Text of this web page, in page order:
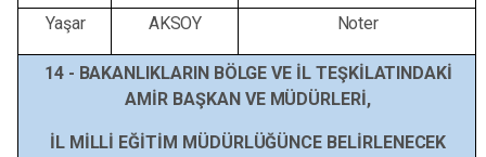
Yaşar AKSOY Noter
14 - BAKANLIKLARIN BÖLGE VE İLTEŞKİLATINDAKİ
AMİR BAŞKANVE MÜDÜRLERİ,
İL MİLLİ EĞİTİM MÜDÜRLÜĞÜNCE BELİRLENECEK